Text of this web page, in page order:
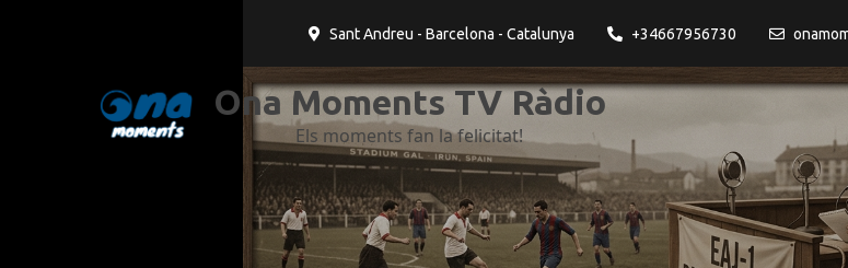
Sant Andreu - Barcelona - Catalunya +34667956730
Ona Moments TV Ràdio
Els moments fan la felicitat!